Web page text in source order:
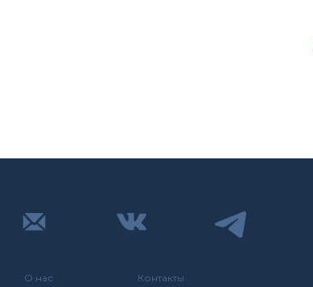
О нас Контакты